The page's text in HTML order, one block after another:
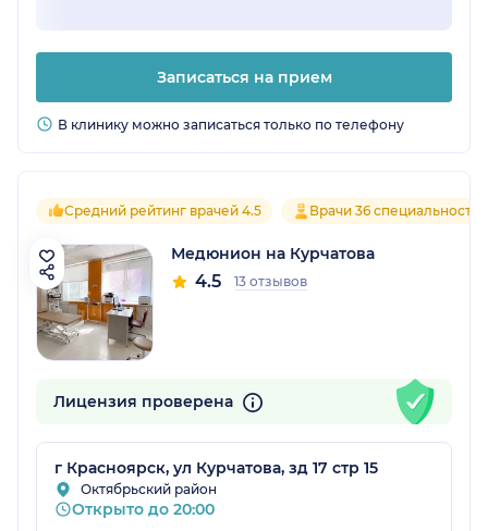
Записаться на прием
В клинику можно записаться только по телефону
Средний рейтинг врачей 4.5 Врачи 36 специальностей
Медюнион на Курчатова
4.5 13 отзывов
Лицензия проверена
г Красноярск, ул Курчатова, зд 17 стр 15
Октябрьский район
Открыто до 20:00